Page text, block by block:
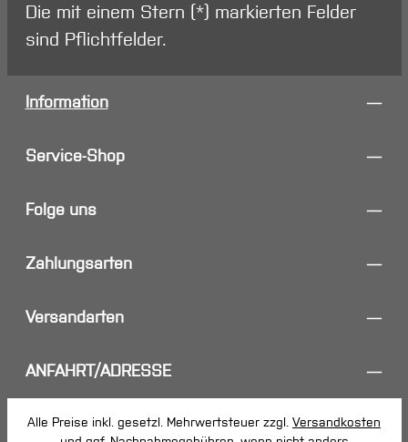
Die mit einem Stern (*) markierten Felder
sind Pflichtfelder.
Information
Service-Shop
Folge uns
Zahlungsarten
Versandarten
ANFAHRT/ADRESSE
Alle Preise inkl. gesetzl. Mehrwertsteuer zzgl. Versandkosten